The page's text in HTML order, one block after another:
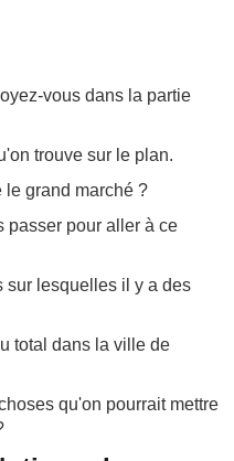
vous dans la partie
trouve sur le plan.
le grand marché ?
passer pour aller à ce
sur lesquelles il y a des
total dans la ville de
qu'on pourrait mettre